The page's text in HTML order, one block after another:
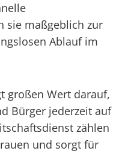
sie maßgeblich zur
Ablauf im
großen Wert darauf,
Bürger jederzeit auf
zählen
und sorgt für